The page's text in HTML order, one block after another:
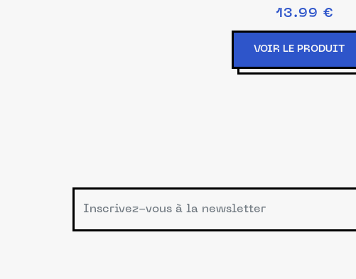
13.99 €
VOIR LE PRODUIT